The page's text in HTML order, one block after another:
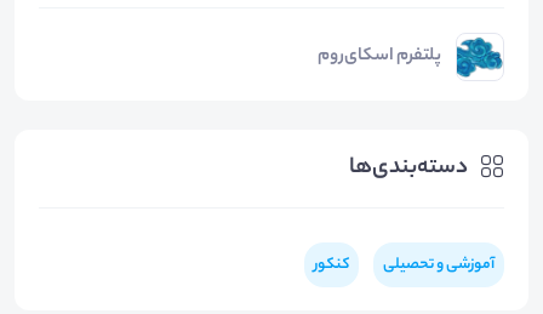
پلتفرم اسکای‌روم
دسته‌بندی‌ها
آموزشی و تحصیلی کنکور